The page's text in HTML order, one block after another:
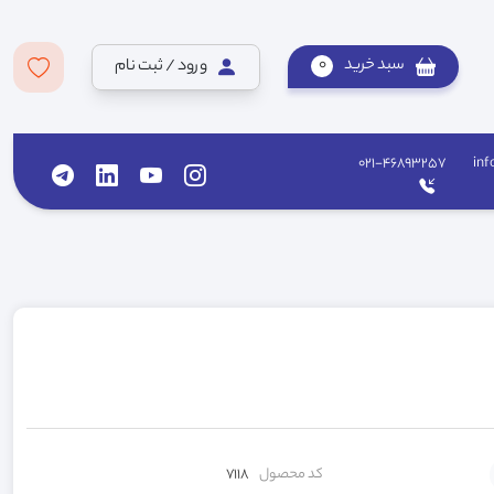
سبد خرید 0 ورود / ثبت نام
021-46893257
کد محصول 7118